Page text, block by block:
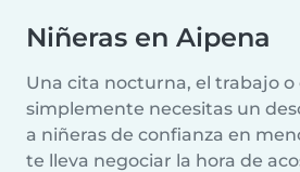
Niñeras en Aipena
Una cita nocturna, el trabajo o
simplemente necesitas un
a niñeras de confianza en
te lleva negociar la hora de